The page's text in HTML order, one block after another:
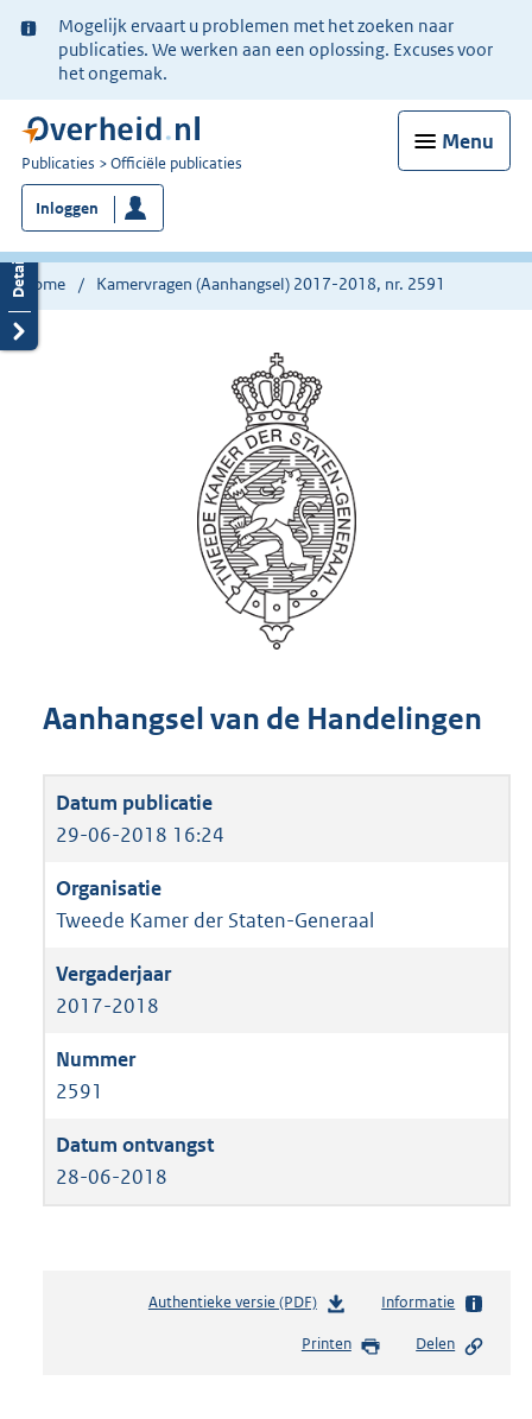
Ter
informatie:
Mogelijk ervaart u problemen met het zoeken naar
publicaties. We werken aan een oplossing. Excuses voor
het ongemak.
Menu
U
bent
nu
hier:
Publicaties Officiële publicaties
Inloggen
Home Kamervragen (Aanhangsel) 2017-2018, nr. 2591
Aanhangsel van de Handelingen
29-06-2018 16:24
Tweede Kamer der Staten-Generaal
2017-2018
2591
28-06-2018
Authentieke versie (PDF)b
s
Informatie
Printen Delen